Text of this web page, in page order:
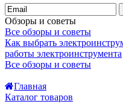
Обзоры и советы
Все обзоры и советы
Как выбрать
работы электроинструмента
Все обзоры и советы
Главная
Каталог товаров